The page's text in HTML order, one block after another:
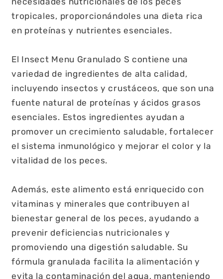
tropicales, proporcionándoles una dieta rica
en proteínas y nutrientes esenciales.
El Insect Menu Granulado S contiene una
variedad de ingredientes de alta calidad,
incluyendo insectos y crustáceos, que son una
fuente natural de proteínas y ácidos grasos
esenciales. Estos ingredientes ayudan a
promover un crecimiento saludable, fortalecer
el sistema inmunológico y mejorar el color y la
vitalidad de los peces.
Además, este alimento está enriquecido con
vitaminas y minerales que contribuyen al
bienestar general de los peces, ayudando a
prevenir deficiencias nutricionales y
promoviendo una digestión saludable. Su
fórmula granulada facilita la alimentación y
evita la contaminación del agua, manteniendo